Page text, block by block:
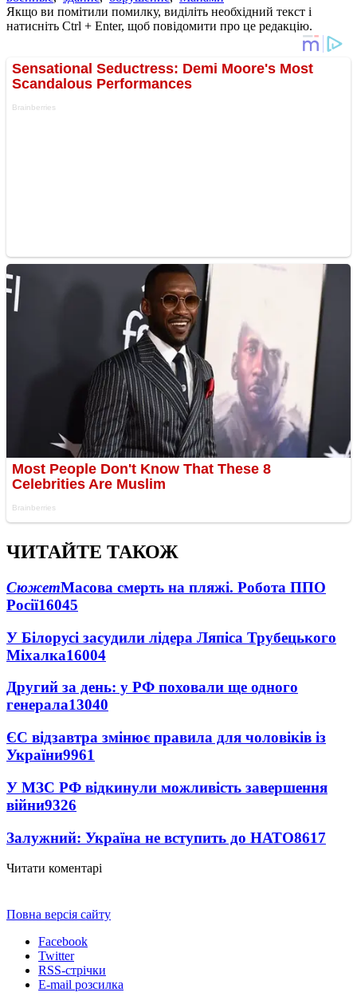
Якщо ви помітили помилку, виділіть необхідний текст і
натисніть Ctrl + Enter, щоб повідомити про це редакцію.
ЧИТАЙТЕ ТАКОЖ
СюжетМасова смерть на пляжі. Робота ППО
Росії16045
У Білорусі засудили лідера Ляпіса Трубецького
Міхалка16004
Другий за день: у РФ поховали ще одного
генерала13040
ЄС відзавтра змінює правила для чоловіків із
України9961
У МЗС РФ відкинули можливість завершення
війни9326
Залужний: Україна не вступить до НАТО8617
Читати коментарі
Повна версія сайту
Facebook
Twitter
RSS-стрічки
E-mail розсилка